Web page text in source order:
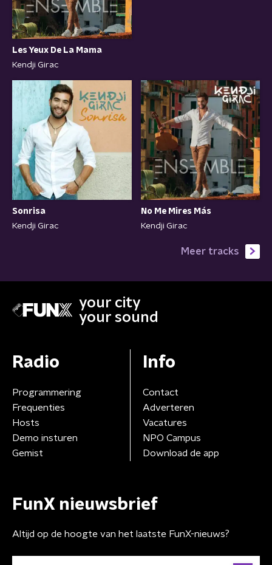
Les Yeux De La Mama
Kendji Girac
Sonrisa
Kendji Girac
No Me Mires Más
Kendji Girac
Meer tracks
your city
your sound
Radio
Programmering
Frequenties
Hosts
Demo insturen
Gemist
Info
Contact
Adverteren
Vacatures
NPO Campus
Download de app
FunX nieuwsbrief
Altijd op de hoogte van het laatste FunX-nieuws?